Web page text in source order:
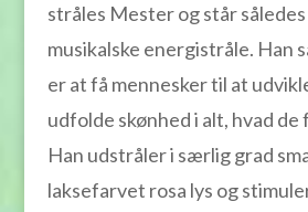
stråles Mester og står
musikalske energistråle. Han
er at få mennesker til at
udfolde skønhed i alt, hvad
Han udstråler i særlig grad
laksefarvet rosa lys og